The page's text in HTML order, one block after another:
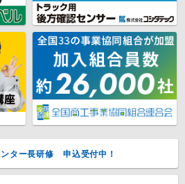
ター長研修 申込受付中！